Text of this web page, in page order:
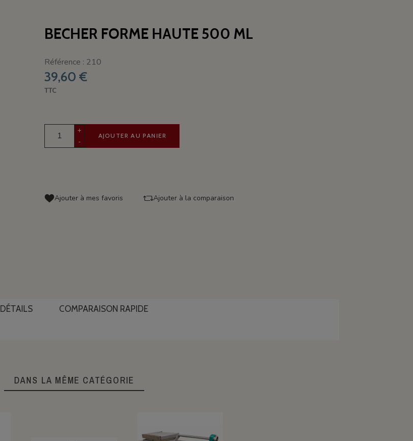
BECHER FORME HAUTE 500 ML
Référence : 210
39,60 €
TTC
+
-
AJOUTER AU PANIER
Ajouter à mes favoris Ajouter à la comparaison
DÉTAILS COMPARAISON RAPIDE
DANS LA MÊME CATÉGORIE